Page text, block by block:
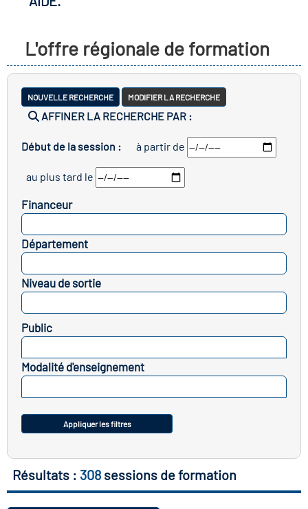
les métiers
clés métiers et
lieu d'information ou
de l'Economie
Solidaire (ESS)
du secteur sanitaire
de l'Industrie
emploi-formation
des transitions
de construction)
des secteurs(en
construction)
L'offre régionale de formation
NOUVELLE RECHERCHE MODIFIER LA RECHERCHE
AFFINER LA RECHERCHE PAR :
Début de la session : à partir de
au plus tard le
Financeur
Département
Niveau de sortie
Public
Modalité d'enseignement
Appliquer les filtres
Résultats : 308 sessions de formation